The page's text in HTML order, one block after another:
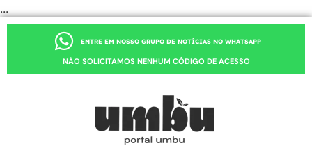
...
ENTRE EM NOSSO GRUPO DE NOTÍCIAS NO WHATSAPP
NÃO SOLICITAMOS NENHUM CÓDIGO DE ACESSO